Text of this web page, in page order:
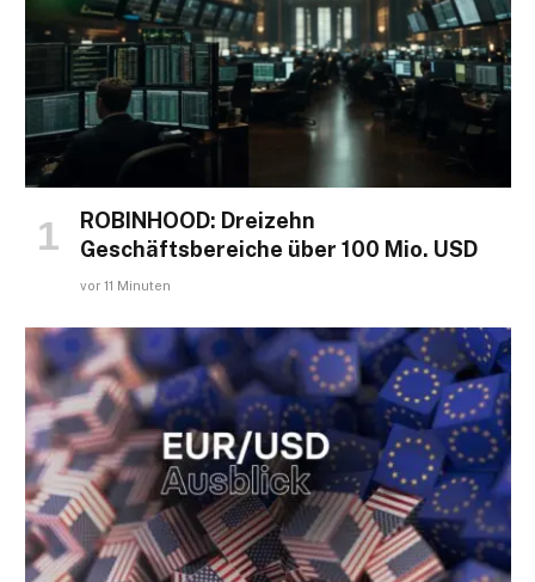
ROBINHOOD: Dreizehn
Geschäftsbereiche über 100 Mio. USD
vor 11 Minuten